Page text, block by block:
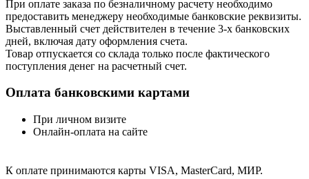
При оплате заказа по безналичному расчету необходимо
предоставить менеджеру необходимые банковские реквизиты.
Выставленный счет действителен в течение 3-х банковских
дней, включая дату оформления cчета.
Товар отпускается со склада только после фактического
поступления денег на расчетный счет.
Оплата банковскими картами
При личном визите
Онлайн-оплата на сайте
К оплате принимаются карты VISA, MasterCard, МИР.